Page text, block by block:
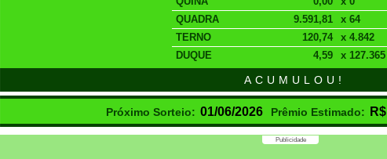
QUADRA
TERNO
DUQUE
9.591,81
120,74
4,59
x 64
x 4.842
x 127.365
ACUMULOU!
Próximo Sorteio: 01/06/2026 Prêmio Estimado: R$
Publicidade